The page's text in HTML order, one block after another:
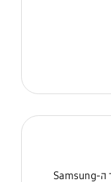
הורידו מדריכים ותוכנות לשימוש במוצר ה-Samsung